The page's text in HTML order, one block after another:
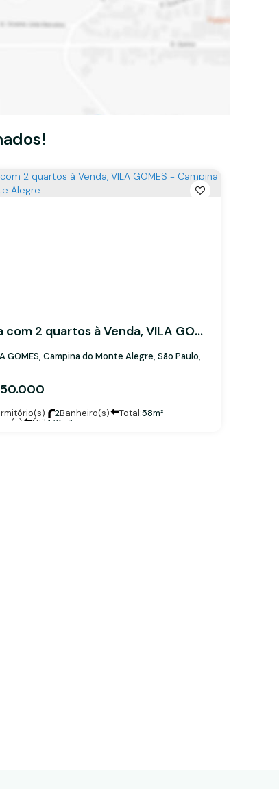
Casa com 2 quartos à Venda, VILA GOMES - Campina do Monte Alegre
GOMES, Campina do Monte Alegre, São Paulo,
2Banheiro(s) Total:58m²
Útil: 170m²